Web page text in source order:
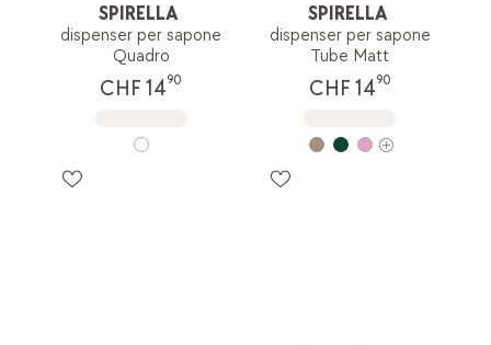
SPIRELLA
dispenser per sapone
Quadro
CHF 1490
SPIRELLA
dispenser per sapone
Tube Matt
CHF 1490